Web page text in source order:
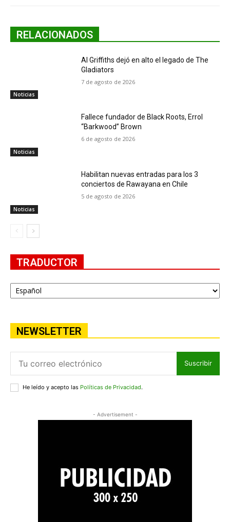
RELACIONADOS
Noticias
Al Griffiths dejó en alto el legado de The
Gladiators
7 de agosto de 2026
Noticias
Fallece fundador de Black Roots, Errol
“Barkwood” Brown
6 de agosto de 2026
Noticias
Habilitan nuevas entradas para los 3
conciertos de Rawayana en Chile
5 de agosto de 2026
TRADUCTOR
NEWSLETTER
Suscribir
He leído y acepto las Políticas de Privacidad.
- Advertisement -